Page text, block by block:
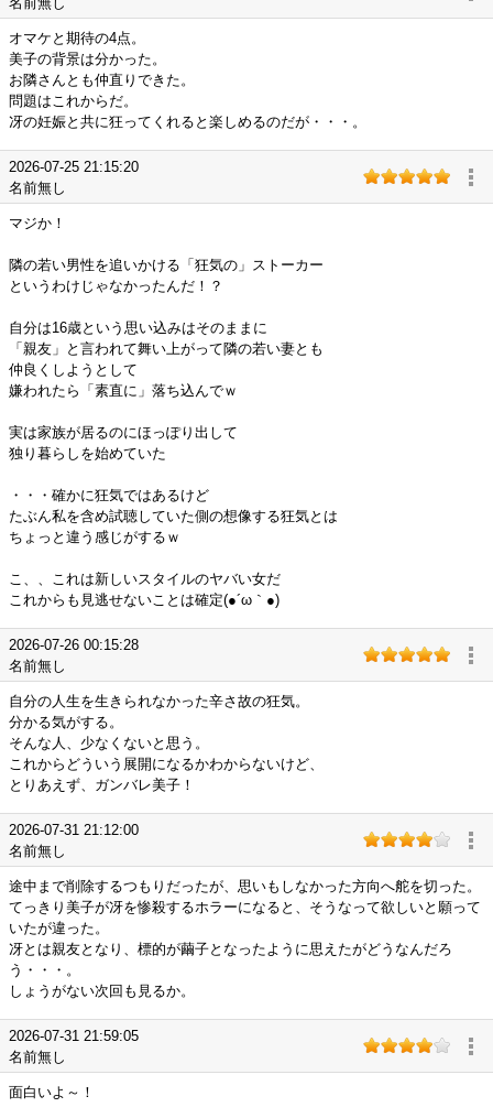
オマケと期待の4点。
美子の背景は分かった。
お隣さんとも仲直りできた。
問題はこれからだ。
冴の妊娠と共に狂ってくれると楽しめるのだが・・・。
2026-07-25 21:15:20
名前無し
マジか！
隣の若い男性を追いかける「狂気の」ストーカー
というわけじゃなかったんだ！？
自分は16歳という思い込みはそのままに
「親友」と言われて舞い上がって隣の若い妻とも
仲良くしようとして
嫌われたら「素直に」落ち込んでｗ
実は家族が居るのにほっぽり出して
独り暮らしを始めていた
・・・確かに狂気ではあるけど
たぶん私を含め試聴していた側の想像する狂気とは
ちょっと違う感じがするｗ
こ、、これは新しいスタイルのヤバい女だ
これからも見逃せないことは確定(●´ω｀●)
2026-07-26 00:15:28
名前無し
自分の人生を生きられなかった辛さ故の狂気。
分かる気がする。
そんな人、少なくないと思う。
これからどういう展開になるかわからないけど、
とりあえず、ガンバレ美子！
2026-07-31 21:12:00
名前無し
途中まで削除するつもりだったが、思いもしなかった方向へ舵を切った。
てっきり美子が冴を惨殺するホラーになると、そうなって欲しいと願って
いたが違った。
冴とは親友となり、標的が繭子となったように思えたがどうなんだろ
う・・・。
しょうがない次回も見るか。
2026-07-31 21:59:05
名前無し
面白いよ～！